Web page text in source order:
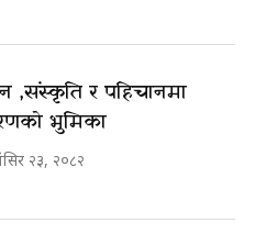
,संस्कृति र पहिचानमा
भुमिका
२३, २०८२